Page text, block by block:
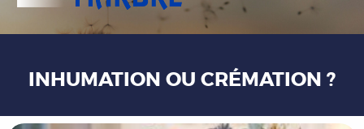
INHUMATION OU CRÉMATION ?